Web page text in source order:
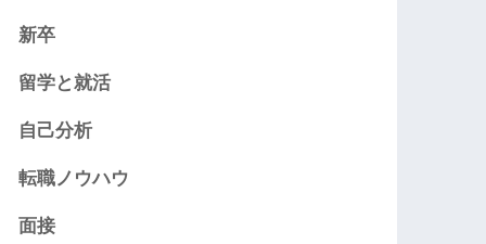
新卒
留学と就活
自己分析
転職ノウハウ
面接